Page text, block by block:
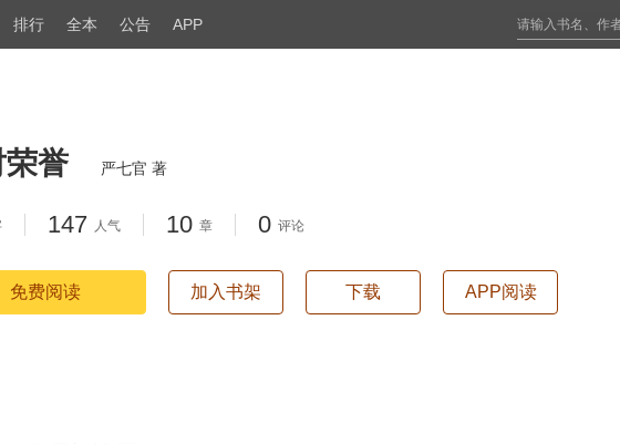
排行 全本 公告 APP
誉 严七官 著
147 人气 10 章 0 评论
免费阅读 加入书架 下载 APP阅读